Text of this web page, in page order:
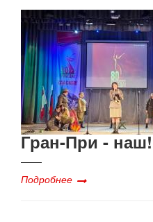
Гран-При - наш!
Подробнее